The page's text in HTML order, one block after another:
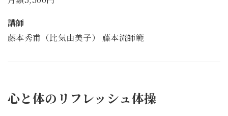
講師
藤本秀甫（比気由美子） 藤本流師範
心と体のリフレッシュ体操